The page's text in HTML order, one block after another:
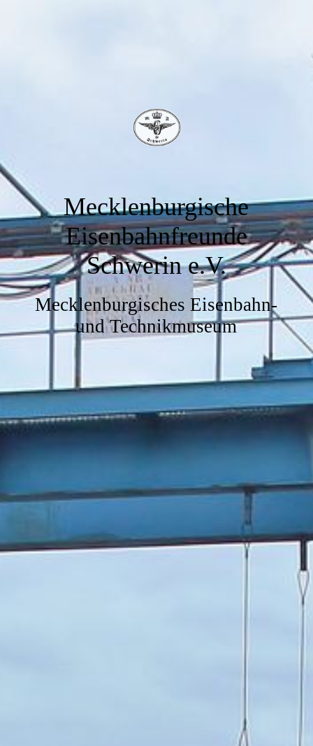
Mecklenburgische
Eisenbahnfreunde
Schwerin e.V.
Mecklenburgisches Eisenbahn-
und Technikmuseum